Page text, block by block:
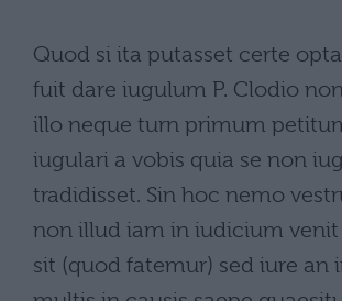
Quod si ita putasset certe
fuit dare iugulum P. Clodio
illo neque turn primum
iugulari a vobis quia se non
tradidisset. Sin hoc nemo
non illud iam in iudicium venit
sit (quod fatemur) sed iure an